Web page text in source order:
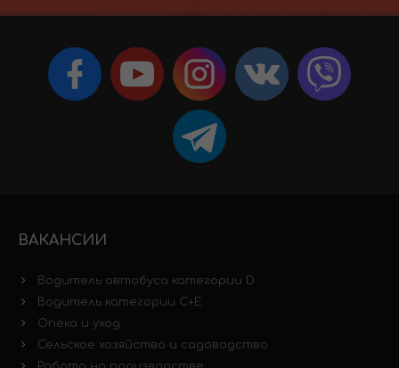
ВАКАНСИИ
Водитель автобуса категории D
Водитель категории C+E
Опека и уход
Сельское хозяйство и садоводство